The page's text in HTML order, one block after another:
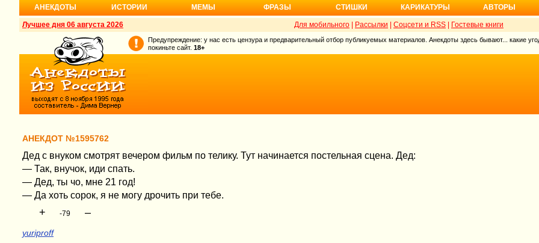
АНЕКДОТЫ ИСТОРИИ МЕМЫ ФРАЗЫ СТИШКИ КАРИКАТУРЫ АВТОРЫ
Лучшее дня 06 августа 2026 Для мобильного Рассылки Соцсети и RSS Гостевые книги
Предупреждение: у нас есть цензура и предварительный отбор публикуемых материалов. Анекдоты здесь бывают... какие
покиньте сайт. 18+
АНЕКДОТ №1595762
Дед с внуком смотрят вечером фильм по телику. Тут начинается постельная сцена. Дед:
— Так, внучок, иди спать.
— Дед, ты чо, мне 21 год!
— Да хоть сорок, я не могу дрочить при тебе.
+ -79 –
yuriproff